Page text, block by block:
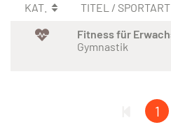
KAT. TITEL / SPORTART
Fitness für
Gymnastik
1